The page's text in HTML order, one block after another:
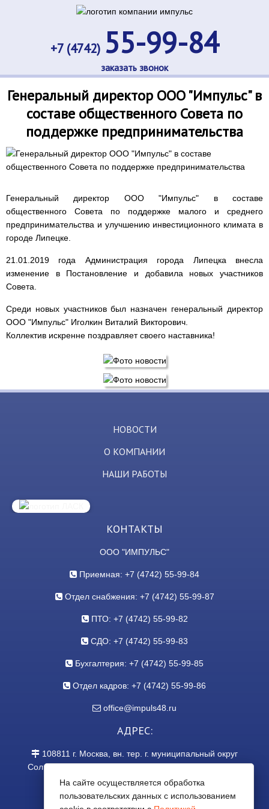
+7 (4742) 55-99-84
заказать звонок
Генеральный директор ООО "Импульс" в
составе общественного Совета по
поддержке предпринимательства
Генеральный директор ООО "Импульс" в составе
общественного Совета по поддержке малого и среднего
предпринимательства и улучшению инвестиционного климата в
городе Липецке.
21.01.2019 года Администрация города Липецка внесла
изменение в Постановление и добавила новых участников
Совета.
Среди новых участников был назначен генеральный директор
ООО "Импульс" Иголкин Виталий Викторович.
Коллектив искренне поздравляет своего наставника!
НОВОСТИ
О КОМПАНИИ
НАШИ РАБОТЫ
КОНТАКТЫ
ООО "ИМПУЛЬС"
Приемная: +7 (4742) 55-99-84
Отдел снабжения: +7 (4742) 55-99-87
ПТО: +7 (4742) 55-99-82
СДО: +7 (4742) 55-99-83
Бухгалтерия: +7 (4742) 55-99-85
Отдел кадров: +7 (4742) 55-99-86
office@impuls48.ru
АДРЕС:
108811 г. Москва
вн. тер. г. муниципальный округ
Солнцево, ш. Киевское, км 22-й, д. 4, стр. 5, помещ. 1
Смотреть схему проезда
На сайте осуществляется обработка
пользовательских данных с использованием